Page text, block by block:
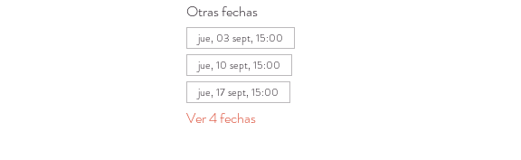
Otras fechas
jue, 03 sept, 15:00
jue, 10 sept, 15:00
jue, 17 sept, 15:00
Ver 4 fechas